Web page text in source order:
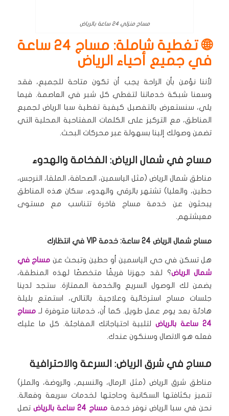
مساج منزلي 24 ساعة بالرياض
🌐 تغطية شاملة: مساج 24 ساعة
في جميع أحياء الرياض
لأننا نؤمن بأن الراحة يجب أن تكون متاحة للجميع، فقد
وسعنا شبكة خدماتنا لتغطي كل شبر في العاصمة. فيما
يلي، سنستعرض بالتفصيل كيفية تغطية سبا الرياض لجميع
المناطق، مع التركيز على الكلمات المفتاحية المحلية التي
تضمن وصولك إلينا بسهولة عبر محركات البحث.
مساج في شمال الرياض: الفخامة والهدوء
مناطق شمال الرياض (مثل الياسمين، الصحافة، الملقا، النرجس،
حطين، والعليا) تشتهر بالرقي والهدوء. سكان هذه المناطق
يبحثون عن خدمة مساج فاخرة تتناسب مع مستوى
معيشتهم.
مساج شمال الرياض 24 ساعة: خدمة VIP في انتظارك
هل تسكن في حي الياسمين أو حطين وتبحث عن مساج في
شمال الرياض؟ لقد جهزنا فريقًا متخصصًا لهذه المنطقة،
يضمن لك الوصول السريع والخدمة الممتازة.ستجد لدينا
جلسات مساج استرخائية وعلاجية. بالتالي، استمتع بليلة
هادئة بعد يوم عمل طويل. كما أن، خدماتنا متوفرة لـمساج
24 ساعة بالرياض
لتلبية احتياجاتك المفاجئة. كل ما عليك
فعله هو الاتصال وسنكون عندك.
مساج في شرق الرياض: السرعة والاحترافية
مناطق شرق الرياض (مثل الرمال، والنسيم، والروضة، والملز)
تتميز بكثافتها السكانية وحاجتها لخدمات سريعة وفعالة.
نحن في سبا الرياض نوفر خدمة مساج 24 ساعة بالرياض
تصل